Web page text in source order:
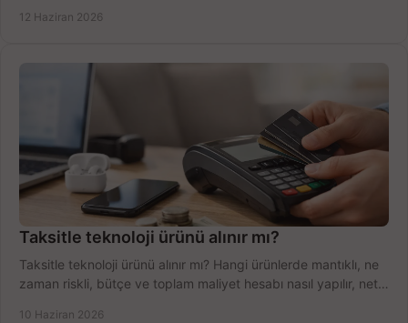
12 Haziran 2026
Taksitle teknoloji ürünü alınır mı?
Taksitle teknoloji ürünü alınır mı? Hangi ürünlerde mantıklı, ne
zaman riskli, bütçe ve toplam maliyet hesabı nasıl yapılır, net
10 Haziran 2026